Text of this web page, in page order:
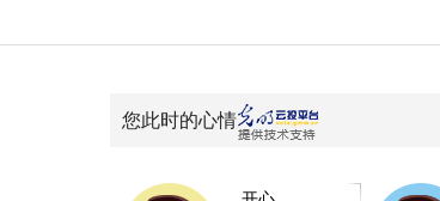
您此时的心情